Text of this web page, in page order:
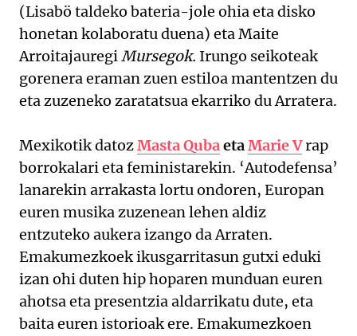
(Lisabö taldeko bateria-jole ohia eta disko
honetan kolaboratu duena) eta Maite
ArroitajauregiMursegok. Irungo seikoteak
gorenera eraman zuen estiloa mantentzen du
eta zuzeneko zaratatsua ekarriko du Arratera.
Mexikotik datozMasta QubaetaMarie Vrap
borrokalari eta feministarekin. ‘Autodefensa’
lanarekin arrakasta lortu ondoren, Europan
euren musika zuzenean lehen aldiz
entzuteko aukera izango da Arraten.
Emakumezkoek ikusgarritasun gutxi eduki
izan ohi duten hip hoparen munduan euren
ahotsa eta presentzia aldarrikatu dute, eta
baita euren istorioak ere. Emakumezkoen